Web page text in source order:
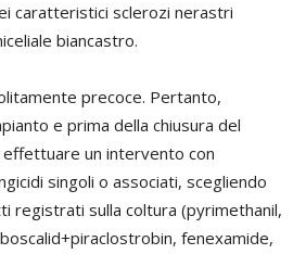
caratteristici sclerozi nerastri
biancastro.
precoce. Pertanto,
e prima della chiusura del
un intervento con
singoli o associati, scegliendo
registrati sulla coltura (pyrimethanil,
fenexamide,